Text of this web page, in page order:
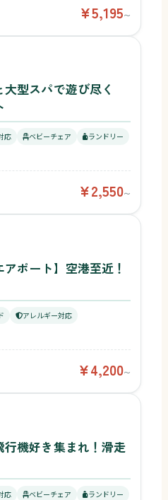
¥5,195〜
大型スパで遊び尽く
応 ベビーチェア
ランドリー
¥2,550〜
アポート】空港至近！
アレルギー対応
¥4,200〜
行機好き集まれ！滑走
応 ベビーチェア
ランドリー